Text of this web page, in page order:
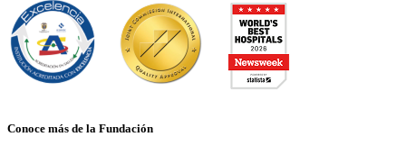
Conoce más de la Fundación